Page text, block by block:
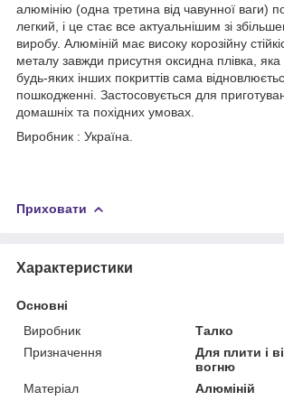
алюмінію (одна третина від чавунної ваги)
легкий, і це стає все актуальнішим зі
виробу. Алюміній має високу корозійну
металу завжди присутня оксидна плівка, яка
будь-яких інших покриттів сама
пошкодженні. Застосовується для
домашніх та похідних умовах.
Виробник : Україна.
Приховати
Характеристики
Основні
Виробник
Талко
Призначення
Для плити і
вогню
Матеріал
Алюміній